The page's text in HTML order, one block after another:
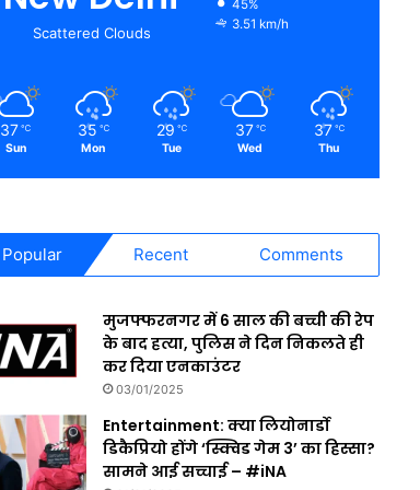
Scattered Clouds
45%
3.51 km/h
37 ℃
Sun
35 ℃
Mon
29 ℃
Tue
37 ℃
Wed
37 ℃
Thu
Popular Recent Comments
मुजफ्फरनगर में 6 साल की बच्ची की रेप
के बाद हत्या, पुलिस ने दिन निकलते ही
कर दिया एनकाउंटर
03/01/2025
Entertainment: क्या लियोनार्डो
डिकैप्रियो होंगे ‘स्क्विड गेम 3’ का हिस्सा?
सामने आई सच्चाई – #iNA